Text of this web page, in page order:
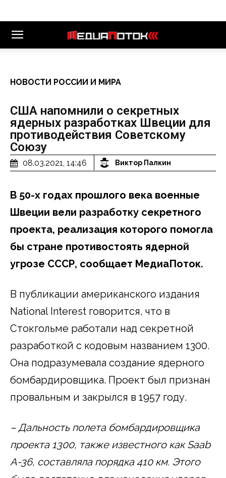
НОВОСТИ РОССИИ И МИРА
США напомнили о секретных
ядерных разработках Швеции для
противодействия Советскому
Союзу
08.03.2021, 14:46 Виктор Палкин
В 50-х годах прошлого века военные
Швеции вели разработку секретного
проекта, реализация которого помогла
бы стране противостоять ядерной
угрозе СССР, сообщает МедиаПоток.
В публикации американского издания
National Interest говорится, что в
Стокгольме работали над секретной
разработкой с кодовым названием 1300.
Она подразумевала создание ядерного
бомбардировщика. Проект был признан
провальным и закрылся в 1957 году.
– Дальность полета бомбардировщика
проекта 1300, также известного как Saab
A-36, составляла порядка 410 км. Этого